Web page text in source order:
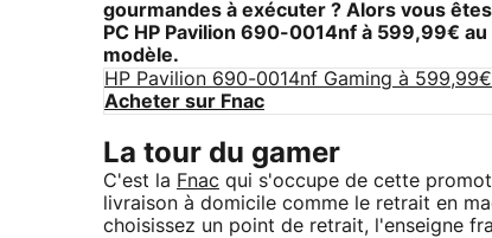
gourmandes à exécuter ? Alors vous
PC HP Pavilion 690-0014nf à 599,99€ au
modèle.
HP Pavilion 690-0014nf Gaming à 599,99€
Acheter sur Fnac
La tour du gamer
C'est la Fnac qui s'occupe de cette
livraison à domicile comme le retrait en
choisissez un point de retrait, l'enseigne